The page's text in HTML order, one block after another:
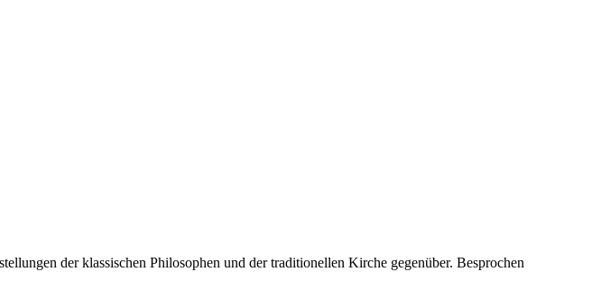
der klassischen Philosophen und der traditionellen Kirche gegenüber. Besprochen